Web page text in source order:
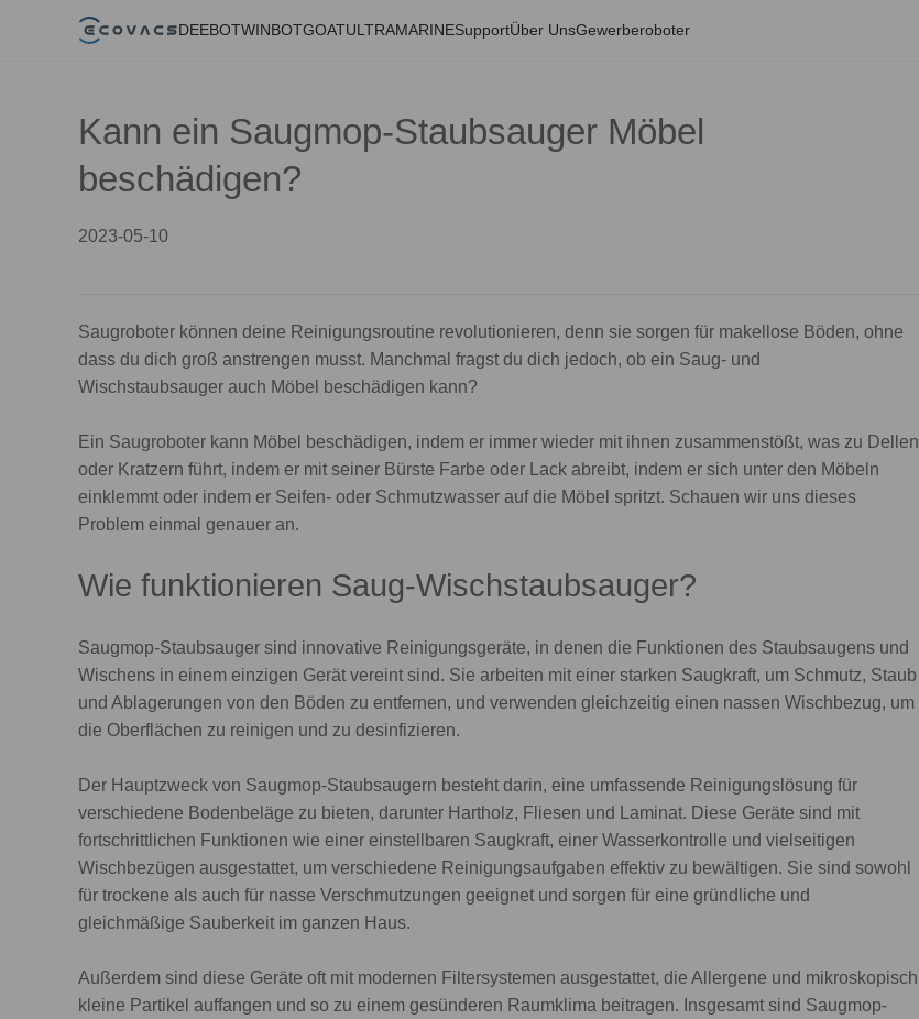
DEEBOTWINBOTGOATULTRAMARINESupportÜber UnsGewerberoboter
Kann ein Saugmop-Staubsauger Möbel
beschädigen?
2023-05-10
Saugroboter können deine Reinigungsroutine revolutionieren, denn sie sorgen für makellose Böden, ohne
dass du dich groß anstrengen musst. Manchmal fragst du dich jedoch, ob ein Saug- und
Wischstaubsauger auch Möbel beschädigen kann?
Ein Saugroboter kann Möbel beschädigen, indem er immer wieder mit ihnen zusammenstößt, was zu Dellen
oder Kratzern führt, indem er mit seiner Bürste Farbe oder Lack abreibt, indem er sich unter den Möbeln
einklemmt oder indem er Seifen- oder Schmutzwasser auf die Möbel spritzt. Schauen wir uns dieses
Problem einmal genauer an.
Wie funktionieren Saug-Wischstaubsauger?
Saugmop-Staubsauger sind innovative Reinigungsgeräte, in denen die Funktionen des Staubsaugens und
Wischens in einem einzigen Gerät vereint sind. Sie arbeiten mit einer starken Saugkraft, um Schmutz, Staub
und Ablagerungen von den Böden zu entfernen, und verwenden gleichzeitig einen nassen Wischbezug, um
die Oberflächen zu reinigen und zu desinfizieren.
Der Hauptzweck von Saugmop-Staubsaugern besteht darin, eine umfassende Reinigungslösung für
verschiedene Bodenbeläge zu bieten, darunter Hartholz, Fliesen und Laminat. Diese Geräte sind mit
fortschrittlichen Funktionen wie einer einstellbaren Saugkraft, einer Wasserkontrolle und vielseitigen
Wischbezügen ausgestattet, um verschiedene Reinigungsaufgaben effektiv zu bewältigen. Sie sind sowohl
für trockene als auch für nasse Verschmutzungen geeignet und sorgen für eine gründliche und
gleichmäßige Sauberkeit im ganzen Haus.
Außerdem sind diese Geräte oft mit modernen Filtersystemen ausgestattet, die Allergene und mikroskopisch
kleine Partikel auffangen und so zu einem gesünderen Raumklima beitragen. Insgesamt sind Saugmop-